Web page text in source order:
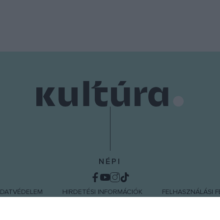
NÉPI
HIRDETÉSI INFORMÁCIÓK FELHASZNÁLÁSI